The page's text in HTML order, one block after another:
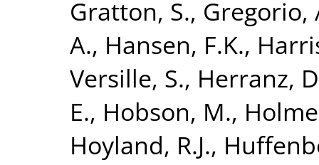
Gratton, S., Gregorio,
A., Hansen, F.K.,
Versille, S., Herranz,
E., Hobson, M.,
Hoyland, R.J.,